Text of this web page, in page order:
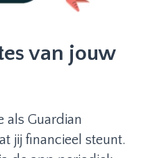
van jouw
als Guardian
jij financieel steunt.